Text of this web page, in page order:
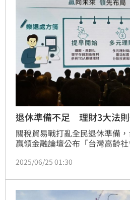
退休準備不足 理財3大法則
關稅貿易戰打亂全民退休準備
贏領金融論壇公布「台灣高齡
新低，台灣人壽莊中慶總經理強
家退休準備「贏在起跑點、領
自信而且非常滿意」的退休生
2025/06/25 01:30